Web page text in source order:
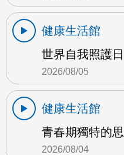
健康生活館
世界自我照護
2026/08/05
健康生活館
青春期獨特的
2026/08/04